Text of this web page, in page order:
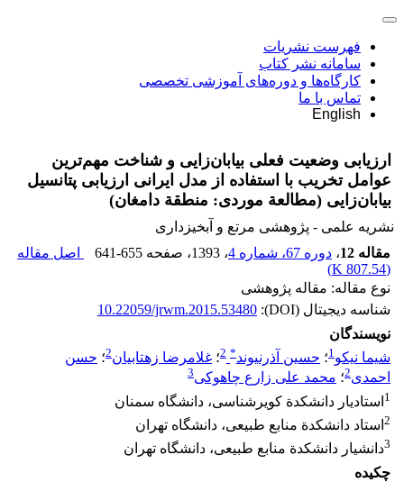
فهرست نشریات
سامانه نشر کتاب
کارگاه‌ها و دوره‌های آموزشی تخصصی
تماس با ما
English
ارزیابی وضعیت فعلی بیابان‌زایی و شناخت مهم‌ترین
عوامل تخریب با استفاده از مدل ایرانی ارزیابی پتانسیل
بیابان‌زایی (مطالعة موردی: منطقة دامغان)
نشریه علمی - پژوهشی مرتع و آبخیزداری
مقاله 12
، دوره 67، شماره 4 ، 1393 ، صفحه 641-655
اصل مقاله
(
807.54 K
)
نوع مقاله: مقاله پژوهشی
شناسه دیجیتال (DOI):
10.22059/jrwm.2015.53480
نویسندگان
شیما نیکو1؛ حسین آذرنیوند*
2؛ غلامرضا زهتابیان2؛ حسن
احمدی2؛ محمد علی زارع چاهوکی3
1 استادیار دانشکدة کویرشناسی، دانشگاه سمنان
2 استاد دانشکدة منابع طبیعی، دانشگاه تهران
3دانشیار دانشکدة منابع طبیعی، دانشگاه تهران
چکیده